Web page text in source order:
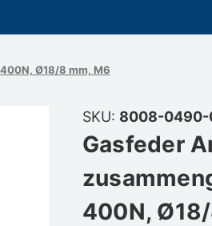
Ø18/8 mm, M6
SKU: 8008-
Gasfeder
400N,